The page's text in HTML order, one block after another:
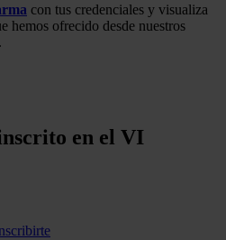
con tus credenciales y visualiza
hemos ofrecido desde nuestros
en el VI